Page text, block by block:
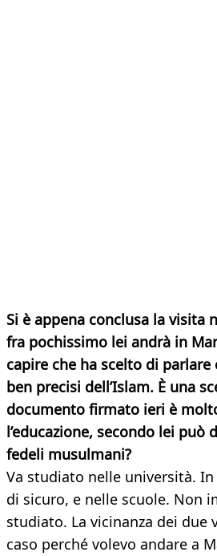
Si è appena conclusa la visita
fra pochissimo lei andrà in
capire che ha scelto di
ben precisi dell’Islam. È una
documento firmato ieri è
l’educazione, secondo lei può
fedeli musulmani?
Va studiato nelle università.
di sicuro, e nelle scuole. Non
studiato. La vicinanza dei due
caso perché volevo andare a